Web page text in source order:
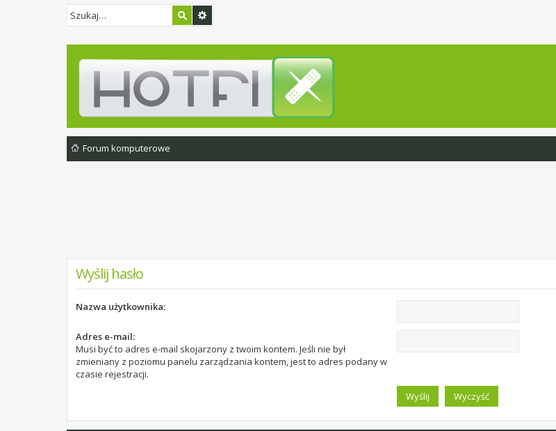
Forum komputerowe
Wyślij hasło
Nazwa użytkownika:
Adres e-mail:
Musi być to adres e-mail skojarzony z twoim kontem. Jeśli nie był
zmieniany z poziomu panelu zarządzania kontem, jest to adres podany w
czasie rejestracji.